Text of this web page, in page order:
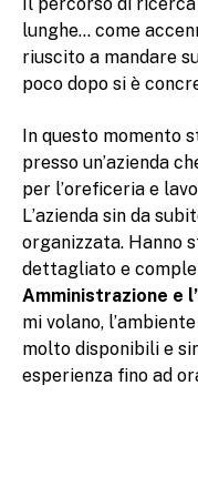
lunghe… come
riuscito a mandare
poco dopo si è
In questo momento
presso un’azienda
per l’oreficeria e
L’azienda sin da
organizzata. Hanno
dettagliato e
Amministrazione e
mi volano,
molto disponibili e
esperienza fino ad